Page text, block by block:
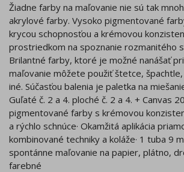
Žiadne farby na maľovanie nie sú tak
akrylové farby. Vysoko pigmentované
krycou schopnosťou a krémovou
prostriedkom na spoznanie rozmanitého
Brilantné farby, ktoré je možné nanášať
maľovanie môžete použiť štetce,
iné. Súčasťou balenia je paletka na
Guľaté č. 2 a 4. ploché č. 2 a 4. + Canvas
pigmentované farby s krémovou
a rýchlo schnúce· Okamžitá aplikácia
kombinované techniky a koláže· 1 tuba 9
spontánne maľovanie na papier, plátno,
farebné